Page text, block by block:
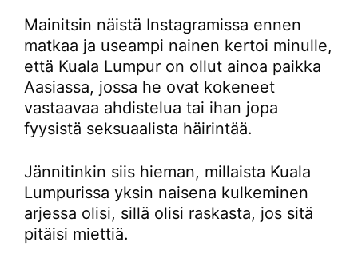
Mainitsin näistä Instagramissa ennen
matkaa ja useampi nainen kertoi minulle,
että Kuala Lumpur on ollut ainoa paikka
Aasiassa, jossa he ovat kokeneet
vastaavaa ahdistelua tai ihan jopa
fyysistä seksuaalista häirintää.
Jännitinkin siis hieman, millaista Kuala
Lumpurissa yksin naisena kulkeminen
arjessa olisi, sillä olisi raskasta, jos sitä
pitäisi miettiä.